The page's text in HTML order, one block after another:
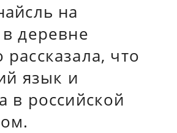
на
деревне
что
язык и
в российской